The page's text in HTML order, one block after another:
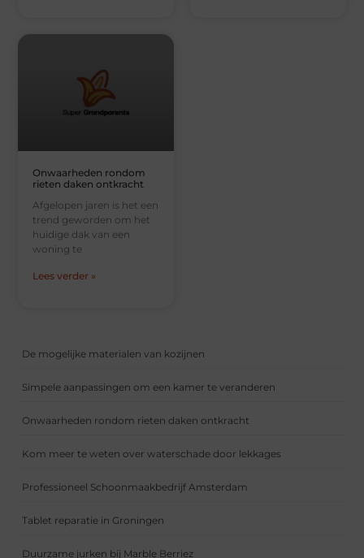
Onwaarheden rondom
rieten daken ontkracht
Afgelopen jaren is het een
trend geworden om het
huidige dak van een
woning te
Lees verder »
De mogelijke materialen van kozijnen
Simpele aanpassingen om een kamer te veranderen
Onwaarheden rondom rieten daken ontkracht
Kom meer te weten over waterschade door lekkages
Professioneel Schoonmaakbedrijf Amsterdam
Tablet reparatie in Groningen
Duurzame jurken bij Marble Berriez